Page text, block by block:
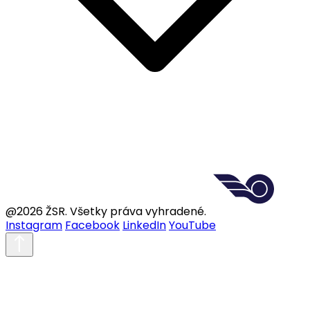
@2026 ŽSR. Všetky práva vyhradené.
Instagram Facebook LinkedInYouTube